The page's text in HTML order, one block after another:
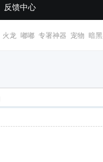
反馈中心
火龙 嘟嘟 专署神器 宠物 暗黑